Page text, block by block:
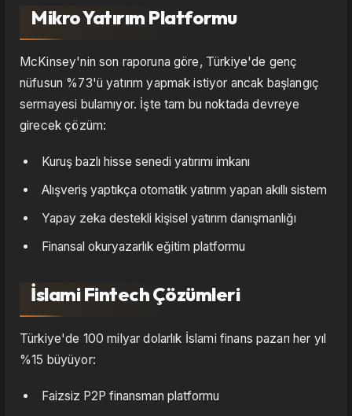
Mikro Yatırım Platformu
McKinsey'nin son raporuna göre, Türkiye'de genç
nüfusun %73'ü yatırım yapmak istiyor ancak başlangıç
sermayesi bulamıyor. İşte tam bu noktada devreye
girecek çözüm:
Kuruş bazlı hisse senedi yatırımı imkanı
Alışveriş yaptıkça otomatik yatırım yapan akıllı sistem
Yapay zeka destekli kişisel yatırım danışmanlığı
Finansal okuryazarlık eğitim platformu
İslami Fintech Çözümleri
Türkiye'de 100 milyar dolarlık İslami finans pazarı her yıl
%15 büyüyor:
Faizsiz P2P finansman platformu